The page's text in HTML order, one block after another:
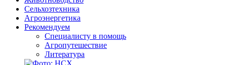
Сельхозтехника
Агроэнергетика
Рекомендуем
Специалисту в помощь
Агропутешествие
Литература